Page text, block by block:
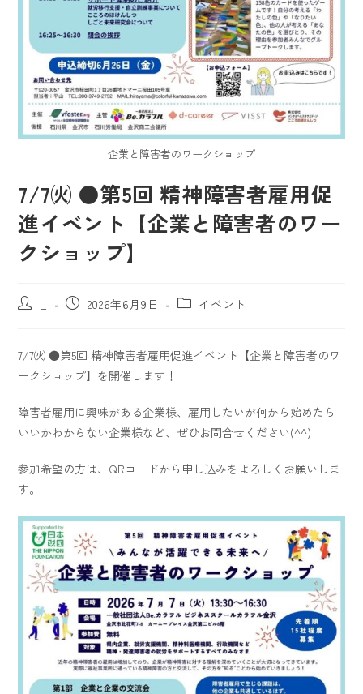
企業と障害者のワークショップ
7/7㈫ ●第5回 精神障害者雇用促
進イベント【企業と障害者のワー
クショップ】
2026年6月9日 イベント
7/7㈫ ●第5回 精神障害者雇用促進イベント【企業と障害者のワ
ークショップ】を開催します！
障害者雇用に興味がある企業様、雇用したいが何から始めたら
いいかわからない企業様など、ぜひお問合せください(^^)
参加希望の方は、QRコードから申し込みをよろしくお願いしま
す。